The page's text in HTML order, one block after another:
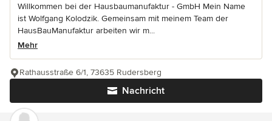
Willkommen bei der Hausbaumanufaktur - GmbH Mein Name
ist Wolfgang Kolodzik. Gemeinsam mit meinem Team der
HausBauManufaktur arbeiten wir m...
Mehr
Nachricht
Rathausstraße 6/1, 73635 Rudersberg